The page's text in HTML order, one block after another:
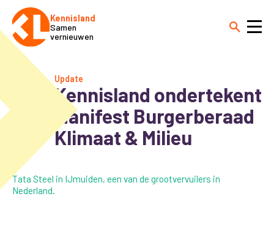
Kennisland
Samen
vernieuwen
Update
Kennisland ondertekent
Manifest Burgerberaad
Klimaat & Milieu
Tata Steel in IJmuiden, een van de grootvervuilers in
Nederland.